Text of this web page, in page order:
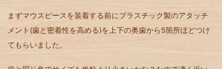
まずマウスピースを装着する前にプラスチック製のアタッチ
メント (歯と密着性を高める)を上下の奥歯から5箇所ほどつけ
てもらいました。